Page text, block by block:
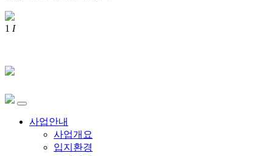
1 I
사업안내
사업개요
입지환경